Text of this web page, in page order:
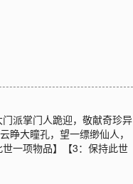
派掌门人跪迎，敬献奇珍异
睁大瞳孔，望一缥缈仙人，
一项物品】【3：保持此世